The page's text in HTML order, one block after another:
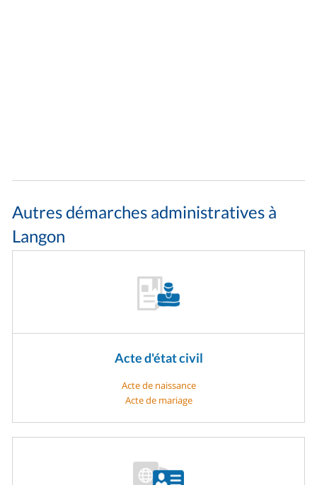
Autres démarches administratives à
Langon
Acte d'état civil
Acte de naissance
Acte de mariage